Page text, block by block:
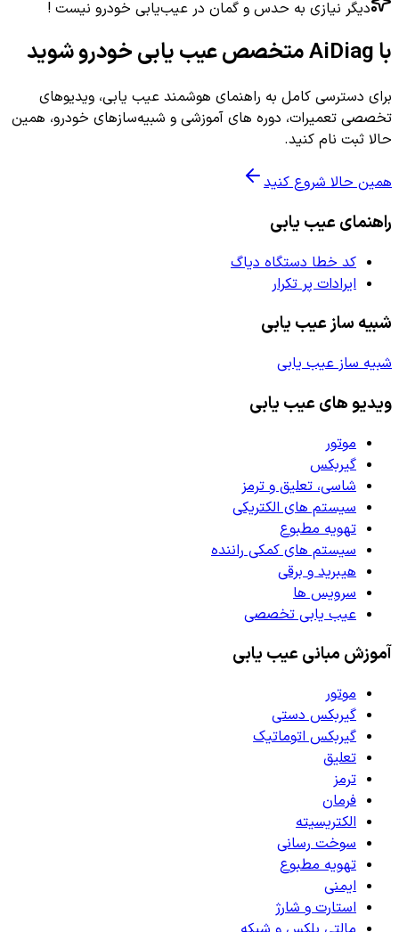
دیگر نیازی به حدس و گمان در عیب‌یابی خودرو نیست !
با AiDiag متخصص عیب یابی خودرو شوید
برای دسترسی کامل به راهنمای هوشمند عیب یابی، ویدیوهای
تخصصی تعمیرات، دوره های آموزشی و شبیه‌سازهای خودرو، همین
حالا ثبت نام کنید.
همین حالا شروع کنید
راهنمای عیب یابی
کد خطا دستگاه دیاگ
ایرادات پر تکرار
شبیه ساز عیب یابی
شبیه ساز عیب یابی
ویدیو های عیب یابی
موتور
گیربکس
شاسی، تعلیق و ترمز
سیستم های الکتریکی
تهویه مطبوع
سیستم های کمکی راننده
هیبرید و برقی
سرویس ها
عیب یابی تخصصی
آموزش مبانی عیب یابی
موتور
گیربکس دستی
گیربکس اتوماتیک
تعلیق
ترمز
فرمان
الکتریسیته
سوخت رسانی
تهویه مطبوع
ایمنی
استارت و شارژ